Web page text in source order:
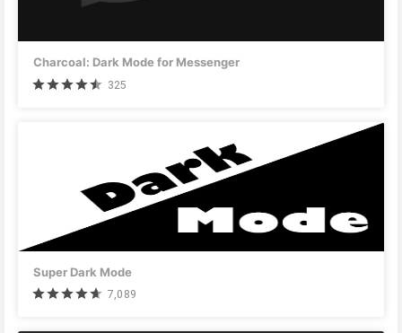
Charcoal: Dark Mode for Messenger
325
Super Dark Mode
7,089